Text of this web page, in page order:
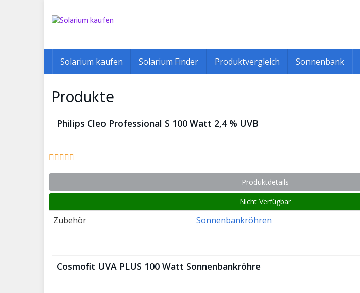
Solarium kaufen Solarium Finder Produktvergleich Sonnenbank
Produkte
Philips Cleo Professional S 100 Watt 2,4 % UVB
Produktdetails
Nicht Verfügbar
Zubehör Sonnenbankröhren
Cosmofit UVA PLUS 100 Watt Sonnenbankröhre